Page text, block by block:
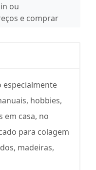
ou
e comprar
especialmente
hobbies,
em casa, no
para colagem
madeiras,